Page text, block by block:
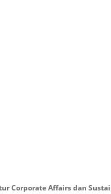
Corporate Affairs dan